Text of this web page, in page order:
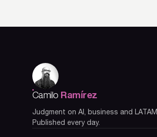
Camilo Ramírez
Judgment on AI, business and LATAM.
Published every day.